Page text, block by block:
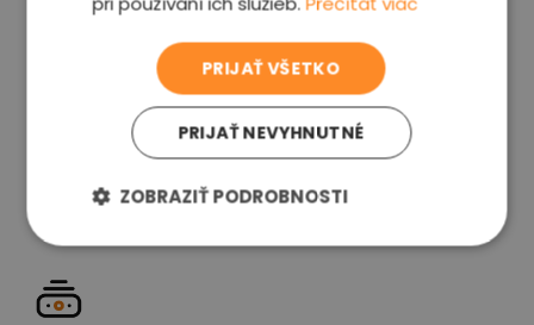
voľba
Garancia spokojnosti
Pokiaľ nebudete s našou prácou spokojní,
PRIJAŤ VŠETKO
PRIJAŤ NEVYHNUTNÉ
ZOBRAZIŤ PODROBNOSTI